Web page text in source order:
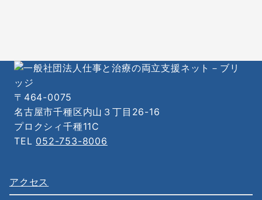
〒464-0075
名古屋市千種区内山３丁目26-16
プロクシィ千種11C
TEL 052-753-8006
アクセス